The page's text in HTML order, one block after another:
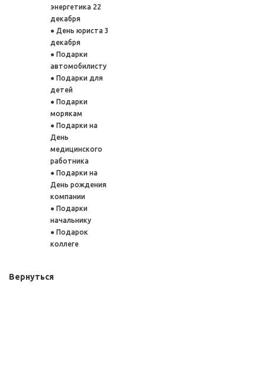
энергетика 22
декабря
День юриста 3
декабря
Подарки
автомобилисту
Подарки для
детей
Подарки
морякам
Подарки на
День
медицинского
работника
Подарки на
День рождения
компании
Подарки
начальнику
Подарок
коллеге
Вернуться